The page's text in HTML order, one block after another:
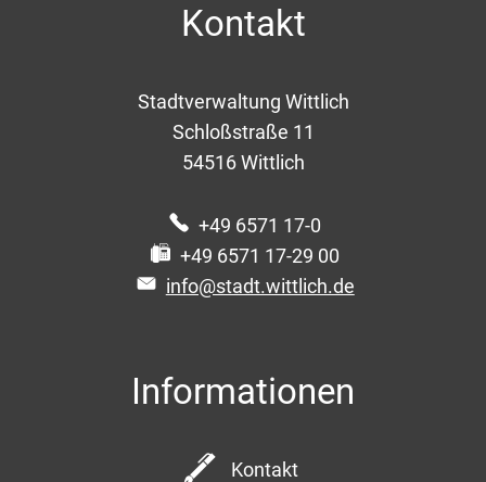
Kontakt
Stadtverwaltung Wittlich
Schloßstraße 11
54516 Wittlich
+49 6571 17-0
+49 6571 17-29 00
info@stadt.wittlich.de
Informationen
Kontakt